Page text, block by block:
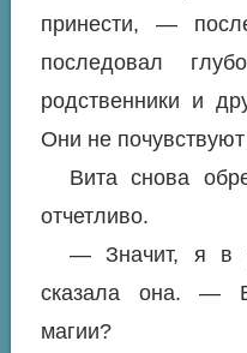
принести, —
последовал
родственники и
Они не почувствуют
Вита снова
отчетливо.
— Значит, я в
сказала она. —
магии?